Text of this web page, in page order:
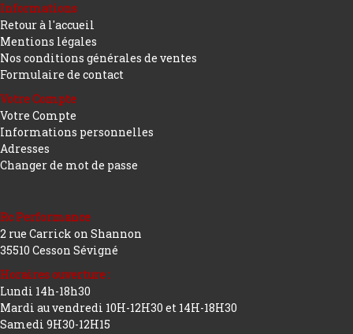
Informations
Retour à l'accueil
Mentions légales
Nos conditions générales de ventes
Formulaire de contact
Votre Compte
Votre Compte
Informations personnelles
Adresses
Changer de mot de passe
Rc Performance
2 rue Carrick on Shannon
35510 Cesson Sévigné
Horaires ouverture :
Lundi 14h-18h30
Mardi au vendredi 10H-12H30 et 14H-18H30
Samedi 9H30-12H15